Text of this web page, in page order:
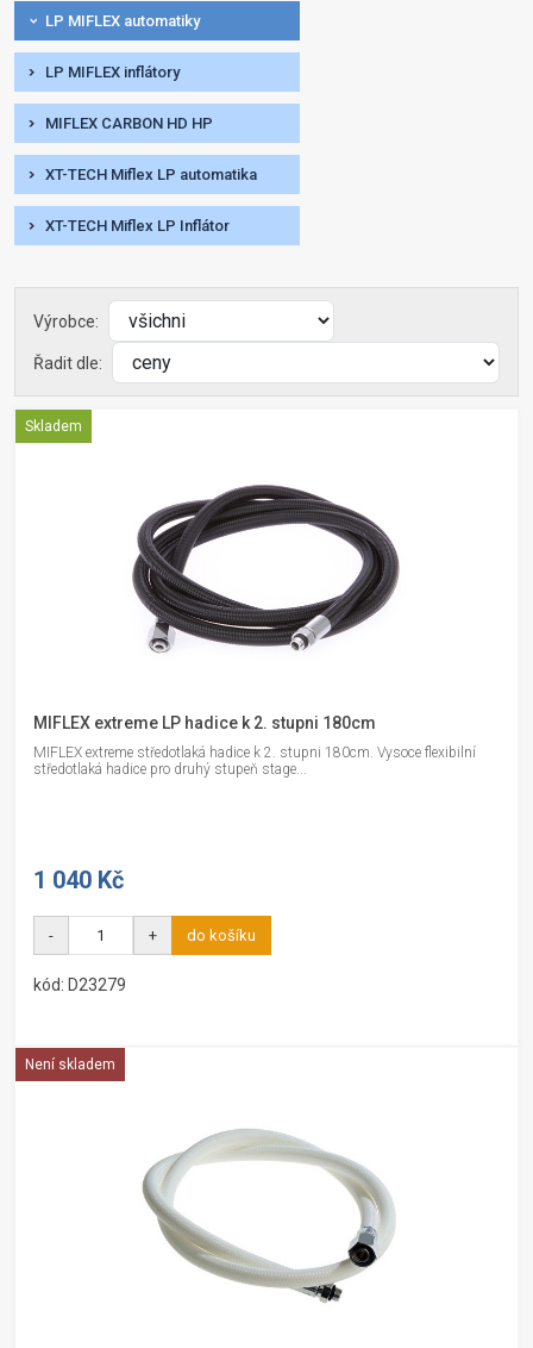
LP MIFLEX automatiky
LP MIFLEX inflátory
MIFLEX CARBON HD HP
XT-TECH Miflex LP automatika
XT-TECH Miflex LP Inflátor
Výrobce:
Řadit dle:
Skladem
MIFLEX extreme LP hadice k 2. stupni 180cm
MIFLEX extreme středotlaká hadice k 2. stupni 180cm. Vysoce flexibilní
středotlaká hadice pro druhý stupeň stage...
1 040 Kč
- + do košíku
kód: D23279
Není skladem